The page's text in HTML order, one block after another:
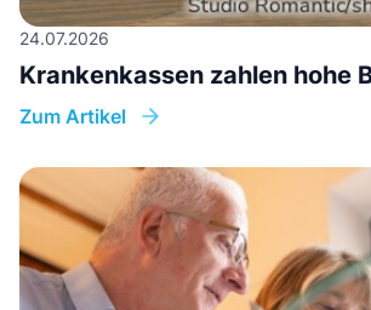
24.07.2026
Krankenkassen zahlen hohe
Zum Artikel